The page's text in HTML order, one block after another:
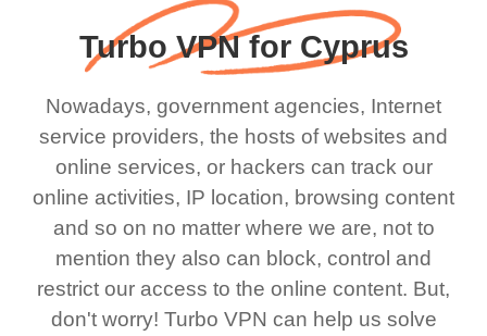
Turbo VPN for Cyprus
Nowadays, government agencies, Internet
service providers, the hosts of websites and
online services, or hackers can track our
online activities, IP location, browsing content
and so on no matter where we are, not to
mention they also can block, control and
restrict our access to the online content. But,
don't worry! Turbo VPN can help us solve